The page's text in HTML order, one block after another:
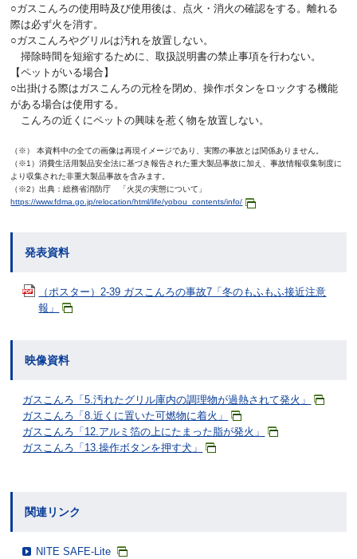
○ガスこんろの使用時及び使用後は、点火・消火の確認をする。離れる
際は必ず火を消す。
○ガスこんろやグリルは汚れを放置しない。
掃除時間を短縮するために、取扱説明書の禁止事項を行わない。
【ペットがいる場合】
○出掛ける際はガスこんろの元栓を閉め、操作ボタンをロックする機能
がある場合は使用する。
こんろの近くにペットの興味を惹く物を放置しない。
（※） 本資料中の全ての画像は再現イメージであり、実際の事故とは関係ありません。
（※1）消費生活用製品安全法に基づき報告された重大製品事故に加え、事故情報収集制度に
より収集された非重大製品事故を含みます。
（※2）出典：総務省消防庁 「火災の実態について」
https://www.fdma.go.jp/relocation/html/life/yobou_contents/info/
発表資料
（ポスター）2-39 ガスこんろの事故7「冬のもふもふ接近注意
報」
映像資料
ガスこんろ「5.汚れたグリル庫内の調理物が過熱されて発火」
ガスこんろ「8.近くに置いた可燃物に着火」
ガスこんろ「12.アルミ箔の上にたまった脂が発火」
ガスこんろ「13.操作ボタンを押す犬」
関連リンク
NITE SAFE-Lite